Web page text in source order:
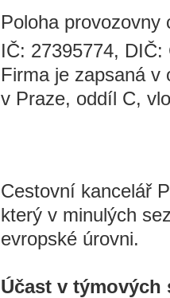
Poloha
IČ: 27395774, DIČ:
Firma je zapsaná v
v Praze, oddíl C,
Cestovní kancelář
který v minulých
evropské úrovni.
Účast v týmových